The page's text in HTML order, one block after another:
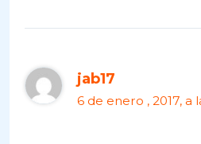
jab17
6 de enero , 2017, a